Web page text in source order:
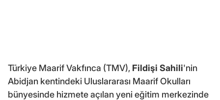
Türkiye Maarif Vakfınca (TMV), Fildişi Sahili'nin
Abidjan kentindeki Uluslararası Maarif Okulları
bünyesinde hizmete açılan yeni eğitim merkezinde